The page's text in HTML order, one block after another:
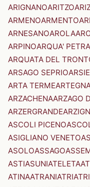
ARIGNANOARITZO
ARMENOARMENTO
ARNESANOAROLA
ARPINOARQUA'
ARQUATA DEL
ARSAGO SEPRIO
ARTA TERME
ARZACHENAARZAGO
ARZERGRANDE
ASCOLI PICENO
ASIGLIANO VENETO
ASOLOASSAGO
ASTIASUNIATELETA
ATINAATRANIATRI